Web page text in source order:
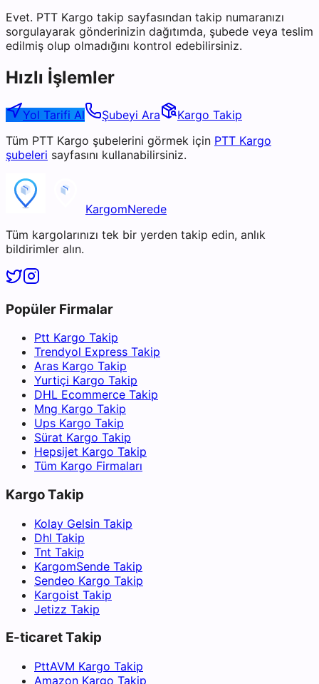
Evet. PTT Kargo takip sayfasından takip numaranızı
sorgulayarak gönderinizin dağıtımda, şubede veya teslim
edilmiş olup olmadığını kontrol edebilirsiniz.
Hızlı İşlemler
Yol Tarifi Al Şubeyi Ara
Kargo Takip
Tüm PTT Kargo şubelerini görmek için PTT Kargo
şubeleri sayfasını kullanabilirsiniz.
KargomNerede
Tüm kargolarınızı tek bir yerden takip edin, anlık
bildirimler alın.
Popüler Firmalar
Ptt Kargo Takip
Trendyol Express Takip
Aras Kargo Takip
Yurtiçi Kargo Takip
DHL Ecommerce Takip
Mng Kargo Takip
Ups Kargo Takip
Sürat Kargo Takip
Hepsijet Kargo Takip
Tüm Kargo Firmaları
Kargo Takip
Kolay Gelsin Takip
Dhl Takip
Tnt Takip
KargomSende Takip
Sendeo Kargo Takip
Kargoist Takip
Jetizz Takip
E-ticaret Takip
PttAVM Kargo Takip
Amazon Kargo Takip